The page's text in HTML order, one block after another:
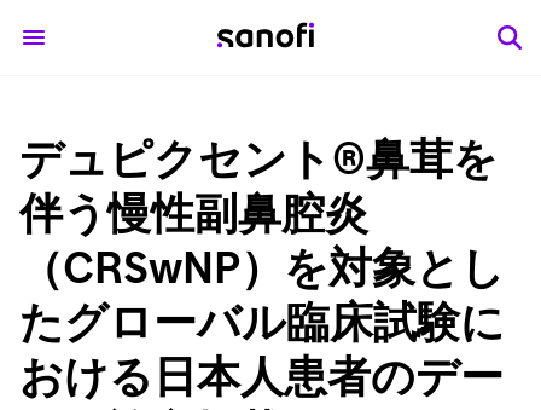
デュピクセント®鼻茸を
伴う慢性副鼻腔炎
（CRSwNP）を対象とし
たグローバル臨床試験に
おける日本人患者のデー